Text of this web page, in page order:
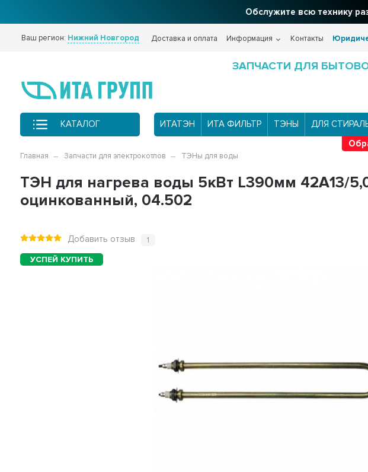
Фильтры для вашего
Ваш регион: Нижний Новгород Доставка и оплата Информация Контакты
ЗАПЧАСТИ ДЛЯ
КАТАЛОГ ИТАТЭН ИТА ФИЛЬТР ТЭНЫ ДЛЯ
Главная Запчасти для электрокотлов ТЭНы для воды
ТЭН для нагрева воды 5кВт L390мм 42A13/
оцинкованный, 04.502
Добавить отзыв 1